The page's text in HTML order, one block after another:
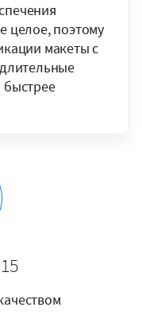
целое, поэтому
макеты с
быстрее